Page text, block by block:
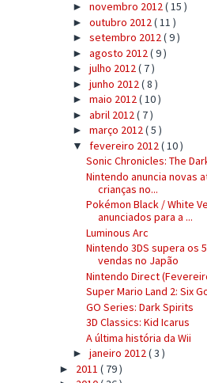
► novembro 2012( 15 )
► outubro 2012( 11 )
► setembro 2012( 9 )
► agosto 2012( 9 )
► julho 2012( 7 )
► junho 2012( 8 )
► maio 2012( 10 )
► abril 2012( 7 )
► março 2012( 5 )
▼ fevereiro 2012( 10 )
Sonic Chronicles: The
Nintendo anuncia novas
crianças no...
Pokémon Black / White
anunciados para a ...
Luminous Arc
Nintendo 3DS supera os
vendas no Japão
Nintendo Direct
Super Mario Land 2: Six
GO Series: Dark Spirits
3D Classics: Kid Icarus
A última história da Wii
► janeiro 2012( 3 )
► 2011 ( 79 )